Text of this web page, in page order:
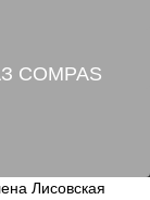
COMPAS
Лисовская